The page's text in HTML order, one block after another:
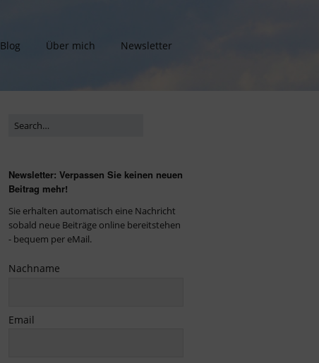
Blog Über mich Newsletter
Newsletter: Verpassen Sie keinen neuen
Beitrag mehr!
Sie erhalten automatisch eine Nachricht
sobald neue Beiträge online bereitstehen
- bequem per eMail.
Nachname
Email